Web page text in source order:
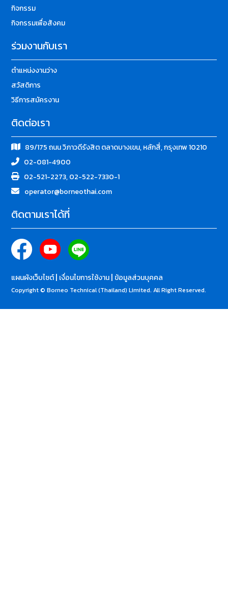
กิจกรรม
กิจกรรมเพื่อสังคม
ร่วมงานกับเรา
ตำแหน่งงานว่าง
สวัสดิการ
วิธีการสมัครงาน
ติดต่อเรา
89/175 ถนน วิภาวดีรังสิต ตลาดบางเขน, หลักสี่, กรุงเทพ 10210
02-081-4900
02-521-2273, 02-522-7330-1
operator@borneothai.com
ติดตามเราได้ที่
Copyright © Borneo Technical (Thailand) Limited. All Right Reserved.
แผนผังเว็บไซต์| เงื่อนไขการใช้งาน| ข้อมูลส่วนบุคคล